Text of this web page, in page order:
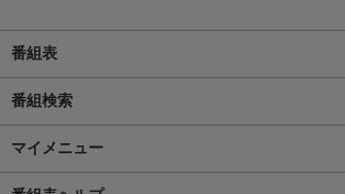
番組表
番組検索
マイメニュー